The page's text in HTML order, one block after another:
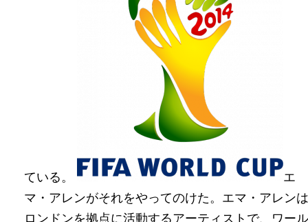
ている。
エ
マ・アレンがそれをやってのけた。エマ・アレンは
ロンドンを拠点に活動するアーティストで、ワール